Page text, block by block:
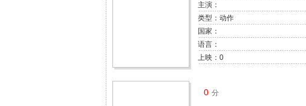
主演：
类型：动作
国家：
语言：
上映：0
0 分